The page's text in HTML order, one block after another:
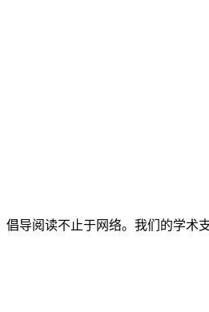
导阅读不止于网络。我们的学术